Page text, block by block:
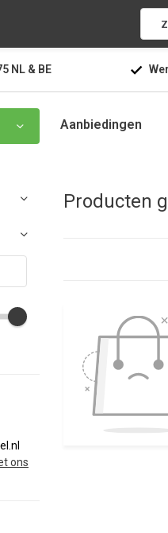
NL & BE
Aanbiedingen
Producten
ons